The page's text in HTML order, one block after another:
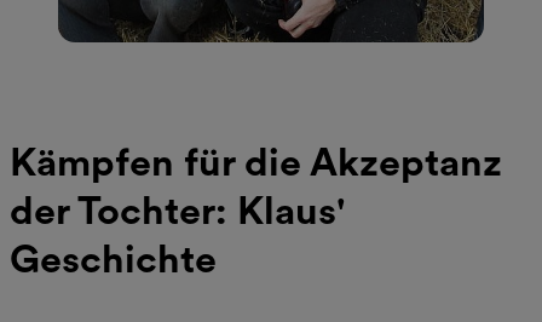
Kämpfen für die Akzeptanz
der Tochter: Klaus'
Geschichte